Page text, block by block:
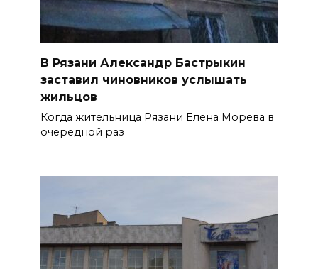
В Рязани Александр Бастрыкин
заставил чиновников услышать
жильцов
Когда жительница Рязани Елена Морева в
очередной раз